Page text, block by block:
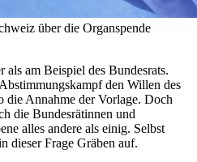
über die Organspende
als am Beispiel des Bundesrats.
den Willen des
die Annahme der Vorlage. Doch
die Bundesrätinnen und
alles andere als einig. Selbst
dieser Frage Gräben auf.